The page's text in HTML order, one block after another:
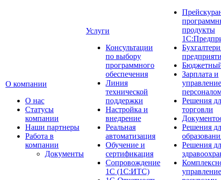
О компании
О нас
Cтатусы
компании
Наши партнеры
Работа в
компании
Документы
Услуги
Консультации
по выбору
программного
обеспечения
Линия
технической
поддержки
Настройка и
внедрение
Реальная
автоматизация
Обучение и
сертификация
Сопровождение
1С (1С:ИТС)
продукты
Зарплата и
управление
Решения
торговли
Решения
Решения
управление